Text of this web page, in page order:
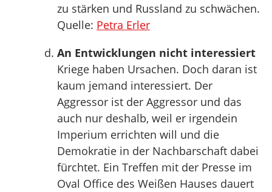
zu stärken und Russland zu schwächen.
Quelle: Petra Erler
An Entwicklungen nicht interessiert
Kriege haben Ursachen. Doch daran ist
kaum jemand interessiert. Der
Aggressor ist der Aggressor und das
auch nur deshalb, weil er irgendein
Imperium errichten will und die
Demokratie in der Nachbarschaft dabei
fürchtet. Ein Treffen mit der Presse im
Oval Office des Weißen Hauses dauert